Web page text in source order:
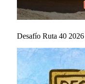
Desafío Ruta 40 2026